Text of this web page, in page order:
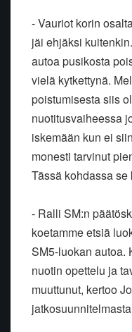
- Vauriot korin
jäi ehjäksi
autoa pusikosta
vielä kytkettynä.
poistumisesta siis
nuotitusvaiheessa
iskemään kun ei
monesti tarvinut
Tässä kohdassa
- Ralli SM:n
koetamme etsiä
SM5-luokan autoa.
nuotin opettelu ja
muuttunut, kertoo